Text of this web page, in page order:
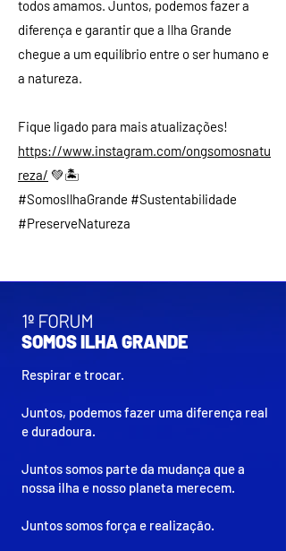
todos amamos. Juntos, podemos fazer a
diferença e garantir que a Ilha Grande
chegue a um equilíbrio entre o ser humano e
a natureza.
Fique ligado para mais atualizações!
https://www.instagram.com/ongsomosnatu
reza/ 💚🏝
#SomosIlhaGrande #Sustentabilidade
#PreserveNatureza
1º FORUM
SOMOS ILHA GRANDE
Respirar e trocar.
Juntos, podemos fazer uma diferença real
e duradoura.
Juntos somos parte da mudança que a
nossa ilha e nosso planeta merecem.
Juntos somos força e realização.